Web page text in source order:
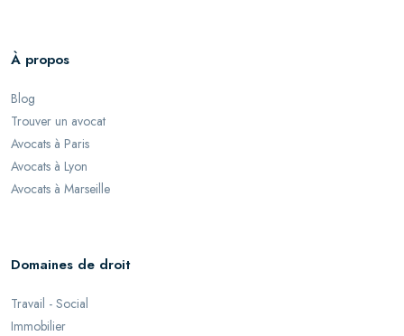
À propos
Blog
Trouver un avocat
Avocats à Paris
Avocats à Lyon
Avocats à Marseille
Domaines de droit
Travail - Social
Immobilier